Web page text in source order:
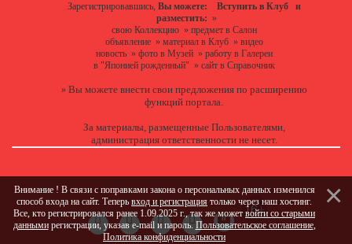
Зарегистрировавшись, Вы можете: Вступить в Клуб
и
разместить: »
свою Коллекцию» предмет в Салон
объявление» материал в Клуб» видео
новость» фото в Музей» работу в Галереи
в "Японией рожденный" » сайт в Справочник
» Вы можете внести свои предложенияпо расширению
функций портала.
За материалы, размещенные Пользователями,
администрация ответственности не несет.
Внимание ! В связи с поправками закона о персональных данных изменился
способ входа на сайт. Теперь вход и регистрация только через наш хостинг.
Все, кто регистрировался ранее 1.09.2025 г., так же может войти со старыми
даннымирегистрации, указав e-mail и пароль.Пользовательское соглашение,
Политика конфиденциальности